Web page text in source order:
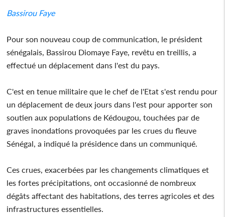
Bassirou Faye
Pour son nouveau coup de communication, le président
sénégalais, Bassirou Diomaye Faye, revêtu en treillis, a
effectué un déplacement dans l'est du pays.
C'est en tenue militaire que le chef de l'Etat s'est rendu pour
un déplacement de deux jours dans l'est pour apporter son
soutien aux populations de Kédougou, touchées par de
graves inondations provoquées par les crues du fleuve
Sénégal, a indiqué la présidence dans un communiqué.
Ces crues, exacerbées par les changements climatiques et
les fortes précipitations, ont occasionné de nombreux
dégâts affectant des habitations, des terres agricoles et des
infrastructures essentielles.